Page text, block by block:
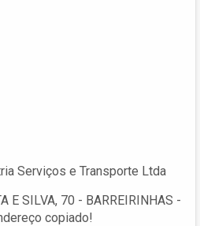
Serviços e Transporte Ltda
E SILVA, 70 - BARREIRINHAS -
copiado!